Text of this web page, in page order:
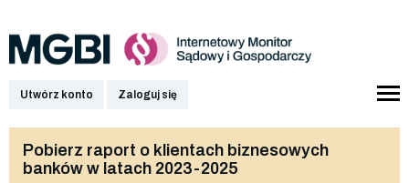
Utwórz konto Zaloguj się
Pobierz raport o klientach biznesowych
banków w latach 2023-2025